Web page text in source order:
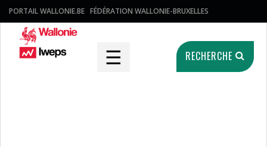
PORTAIL WALLONIE.BE FÉDÉRATION WALLONIE-BRUXELLES
☰ RECHERCHE